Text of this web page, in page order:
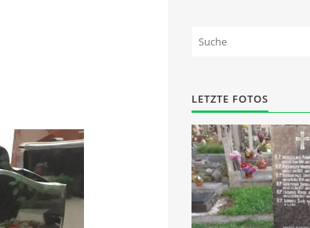
LETZTE FOTOS